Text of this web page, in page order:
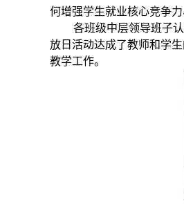
何增强学生就业核心竞争
各班级中层领导班子认
放日活动达成了教师和学
教学工作。